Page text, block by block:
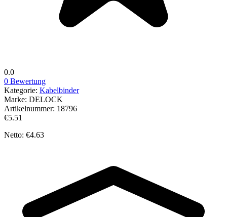
0.0
0 Bewertung
Kategorie: Kabelbinder
Marke: DELOCK
Artikelnummer: 18796
€5.51
Netto: €4.63